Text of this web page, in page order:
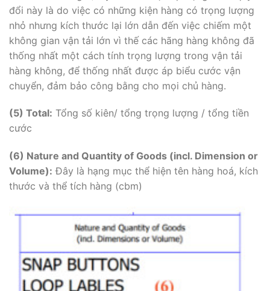
đổi này là do việc có những kiện hàng có trọng lượng
nhỏ nhưng kích thước lại lớn dẫn đến việc chiếm một
không gian vận tải lớn vì thế các hãng hàng không đã
thống nhất một cách tính trọng lượng trong vận tải
hàng không, để thống nhất được áp biểu cước vận
chuyển, đảm bảo công bằng cho mọi chủ hàng.
(5) Total: Tổng số kiên/ tổng trọng lượng / tổng tiền
cước
(6) Nature and Quantity of Goods (incl. Dimension or
Volume): Đây là hạng mục thể hiện tên hàng hoá, kích
thước và thể tích hàng (cbm)